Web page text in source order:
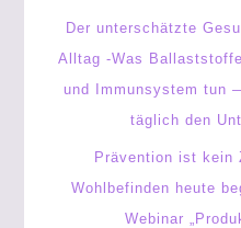
Der unterschätzte
Alltag -Was
und Immunsystem tun
täglich den
Prävention ist kein
Wohlbefinden heute
Webinar